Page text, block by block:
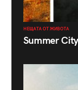
НЕЩАТА ОТ ЖИВОТА
Summer